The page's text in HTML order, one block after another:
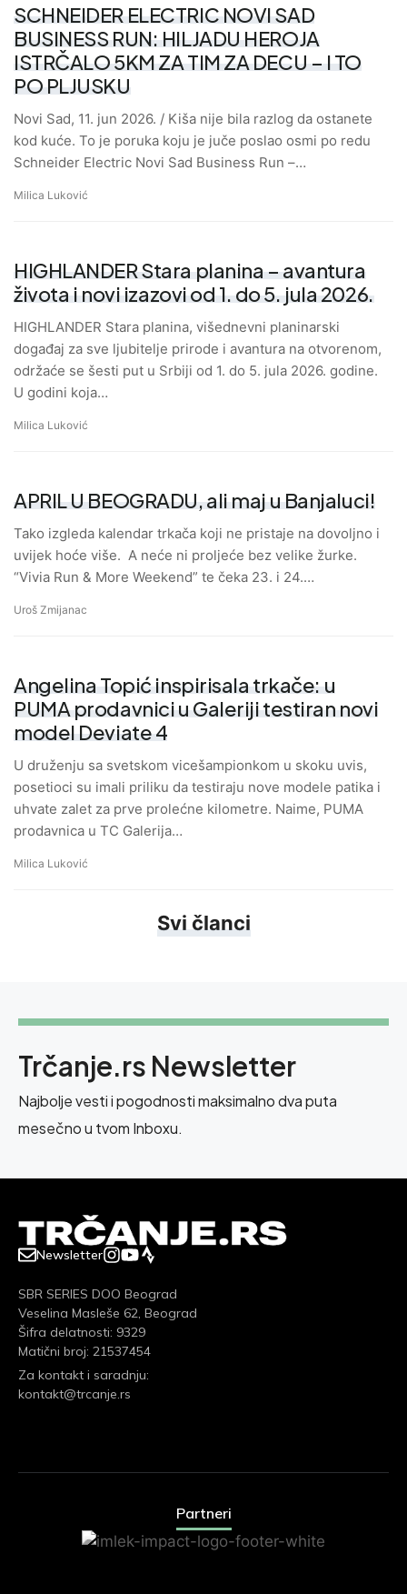
SCHNEIDER ELECTRIC NOVI SAD
BUSINESS RUN: HILJADU HEROJA
ISTRČALO 5KM ZA TIM ZA DECU – I TO
PO PLJUSKU
Novi Sad, 11. jun 2026. / Kiša nije bila razlog da ostanete
kod kuće. To je poruka koju je juče poslao osmi po redu
Schneider Electric Novi Sad Business Run –…
Milica Luković
HIGHLANDER Stara planina – avantura
života i novi izazovi od 1. do 5. jula 2026.
HIGHLANDER Stara planina, višednevni planinarski
događaj za sve ljubitelje prirode i avantura na otvorenom,
održaće se šesti put u Srbiji od 1. do 5. jula 2026. godine.
U godini koja…
Milica Luković
APRIL U BEOGRADU, ali maj u Banjaluci!
Tako izgleda kalendar trkača koji ne pristaje na dovoljno i
uvijek hoće više. A neće ni proljeće bez velike žurke.
“Vivia Run & More Weekend” te čeka 23. i 24.…
Uroš Zmijanac
Angelina Topić inspirisala trkače: u
PUMA prodavnici u Galeriji testiran novi
model Deviate 4
U druženju sa svetskom vicešampionkom u skoku uvis,
posetioci su imali priliku da testiraju nove modele patika i
uhvate zalet za prve prolećne kilometre. Naime, PUMA
prodavnica u TC Galerija…
Milica Luković
Svi članci
Trčanje.rs Newsletter
Najbolje vesti i pogodnosti maksimalno dva puta
mesečno u tvom Inboxu.
Newsletter
SBR SERIES DOO Beograd
Veselina Masleše 62, Beograd
Šifra delatnosti: 9329
Matični broj: 21537454
Za kontakt i saradnju:
kontakt@trcanje.rs
Partneri